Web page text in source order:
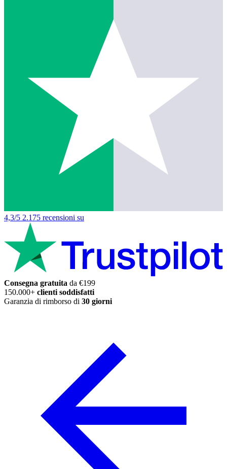
4,3/5 2.175 recensioni su
Consegna gratuita da €199
150.000+ clienti soddisfatti
Garanzia di rimborso di 30 giorni